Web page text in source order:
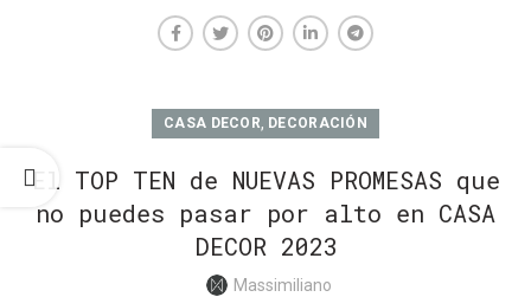
CASA DECOR, DECORACIÓN
El TOP TEN de NUEVAS PROMESAS que
no puedes pasar por alto en CASA
DECOR 2023
Massimiliano